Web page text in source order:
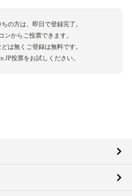
の方は、即日で登録完了。
ンからご投票できます。
は無くご登録は無料です。
投票をお試しください。